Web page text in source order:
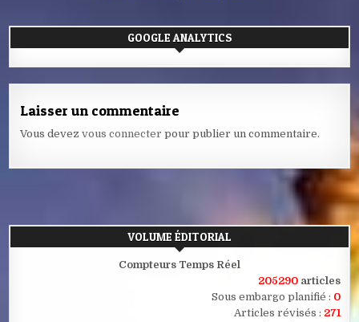
GOOGLE ANALYTICS
Laisser un commentaire
Vous devezvous connecter pour publier un commentaire.
VOLUME ÉDITORIAL
Compteurs Temps Réel
205290 articles
Sous embargo planifié : 0
Articles révisés : 271